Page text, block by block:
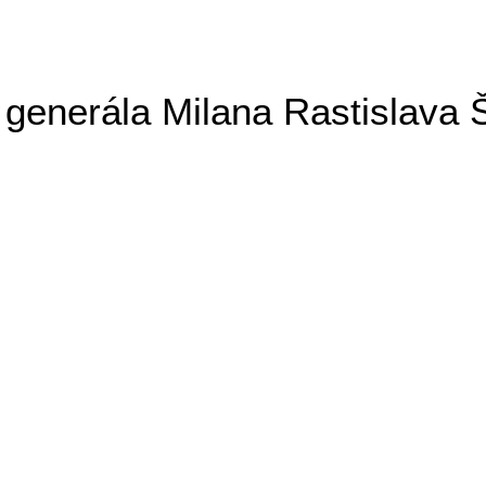
Milana Rastislava